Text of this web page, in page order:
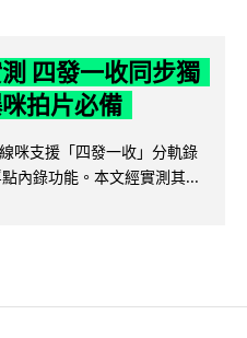
四發一收同步獨
拍片必備
咪支援「四發一收」分軌錄
內錄功能。本文經實測其...